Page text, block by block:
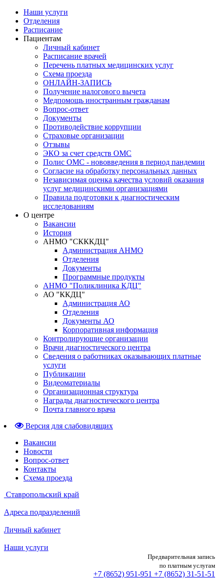
Наши услуги
Отделения
Расписание
Пациентам
Личный кабинет
Расписание врачей
Перечень платных медицинских услуг
Схема проезда
ОНЛАЙН-ЗАПИСЬ
Получение налогового вычета
Медпомощь иностранным гражданам
Вопрос-ответ
Документы
Противодействие коррупции
Страховые организации
Отзывы
ЭКО за счет средств ОМС
Полис ОМС - нововведения в период пандемии
Согласие на обработку персональных данных
Независимая оценка качества условий оказания
услуг медицинскими организациями
Правила подготовки к диагностическим
исследованиям
О центре
Вакансии
История
АНМО "СКККДЦ"
Администрация АНМО
Отделения
Документы
Программные продукты
АНМО "Поликлиника КДЦ"
АО "ККДЦ"
Администрация АО
Отделения
Документы АО
Корпоративная информация
Контролирующие организации
Врачи диагностического центра
Сведения о работниках оказывающих платные
услуги
Публикации
Видеоматериалы
Организационная структура
Награды диагностического центра
Почта главного врача
Версия для слабовидящих
Вакансии
Новости
Вопрос-ответ
Контакты
Схема проезда
Ставропольский край
Адреса подразделений
Личный кабинет
Наши услуги
Предварительная запись
по платным услугам
+7 (8652) 951-951 +7 (8652) 31-51-51